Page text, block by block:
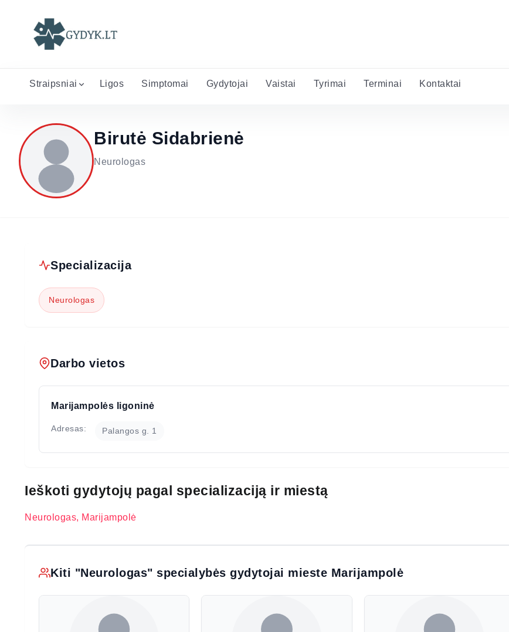
Straipsniai Ligos Simptomai Gydytojai Vaistai Tyrimai Terminai Kontaktai
Birutė Sidabrienė
Neurologas
Specializacija
Neurologas
Darbo vietos
Marijampolės ligoninė
Adresas: Palangos g. 1
Ieškoti gydytojų pagal specializaciją ir miestą
Neurologas, Marijampolė
Kiti "Neurologas" specialybės gydytojai mieste Marijampolė